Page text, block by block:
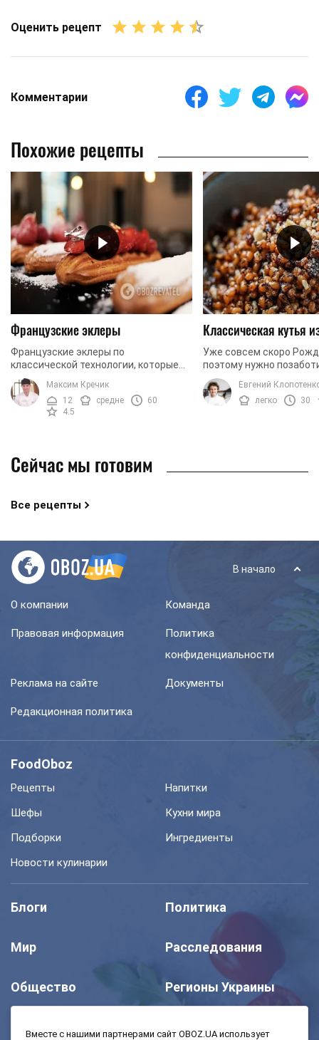
Оценить рецепт
Комментарии
Похожие рецепты
Французские эклеры
Французские эклеры по
классической технологии, которые
легко можно приготовить дома.
Сегодня мы готовим эклеры с
заварным кремом. Чтобы придать
Максим Кречик
12
средне
60
4.5
Классическая кутья
Уже совсем скоро
поэтому нужно
будет ваша
традиционный рецепт
настоящая пшеница, а
Евгений
легко
30
Сейчас мы готовим
Все рецепты
В начало
О компании Команда
Правовая информация
Политика
конфиденциальности
Реклама на сайте Документы
Редакционная политика
FoodOboz
Рецепты
Напитки
Шефы
Кухни мира
Подборки
Ингредиенты
Новости кулинарии
Блоги Политика
Мир Расследования
Общество Регионы Украины
Вместе с нашими партнерами сайт OBOZ.UA использует